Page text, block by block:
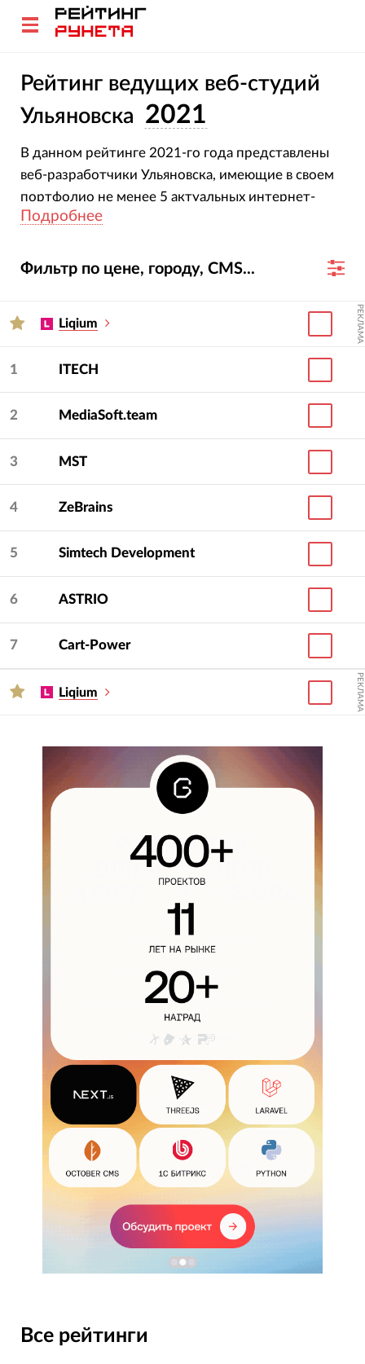
Рейтинг ведущих веб-студий
Ульяновска 2021
В данном рейтинге 2021-го года представлены
веб-разработчики Ульяновска, имеющие в своем
портфолио не менее 5 актуальных интернет-
проектов.
Подробнее
Фильтр по цене, городу, CMS...
Liqium РЕКЛАМА
1 ITECH
2 MediaSoft.team
3 MST
4 ZeBrains
5 Simtech Development
6 ASTRIO
7 Cart-Power
Liqium РЕКЛАМА
Все рейтинги